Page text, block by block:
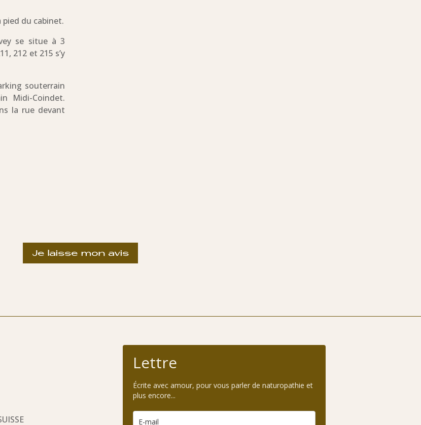
pied du cabinet.
se situe à 3
212 et 215 s’y
souterrain
Midi-Coindet.
la rue devant
Je laisse mon avis
Lettre
Écrite avec amour, pour vous parler de naturopathie et
plus encore...